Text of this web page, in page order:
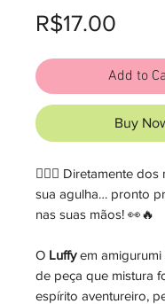
R$17.00
Add to
Buy
🏴‍☠️✨ Diretamente
sua agulha… pronto
nas suas mãos! 👀🔥
O Luffyem amigurumi
de peça que mistura
espírito aventureiro,